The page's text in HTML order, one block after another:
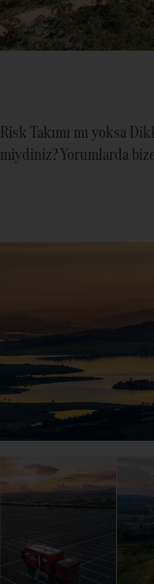
Risk Takımı mı yoksa
miydiniz? Yorumlarda